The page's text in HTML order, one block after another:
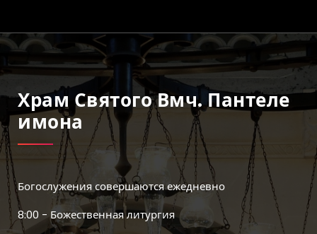
Храм Святого Вмч. Пантеле
Имона
Богослужения совершаются ежедневно
8:00 - Божественная литургия